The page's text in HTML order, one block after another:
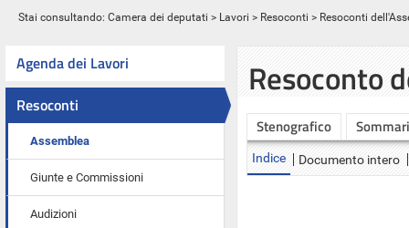
Stai consultando: Camera dei deputati > Lavori > Resoconti > Resoconti
Agenda dei Lavori
Resoconti
Assemblea
Giunte e Commissioni
Audizioni
Resoconto
Stenografico
Indice Documento intero